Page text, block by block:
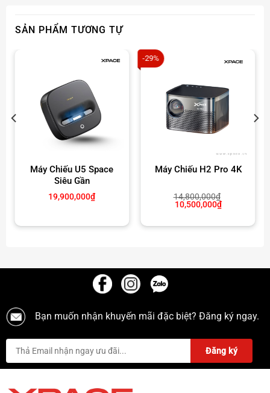
SẢN PHẨM TƯƠNG TỰ
Máy Chiếu U5 Space
Siêu Gần
19,900,000₫
-29%
Máy Chiếu H2 Pro 4K
14,800,000₫
Giá
gốc
14,800,000₫.
10,500,000₫Giá
hiện
là:
Bạn muốn nhận khuyến mãi đặc biệt? Đăng ký ngay.